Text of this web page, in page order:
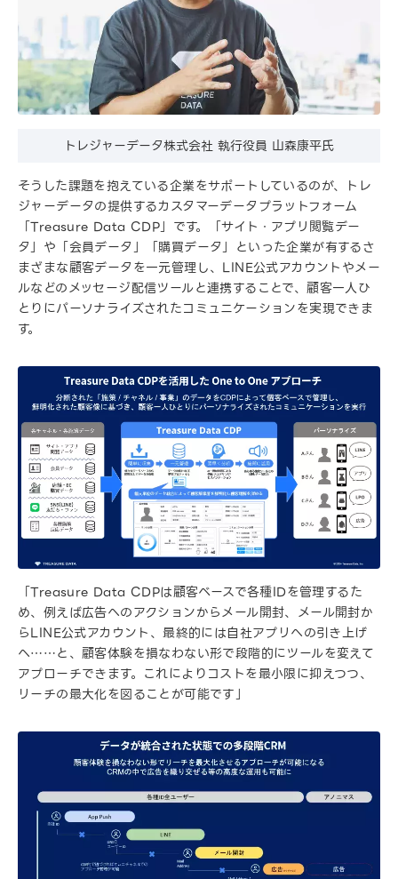
トレジャーデータ株式会社 執行役員 山森康平氏
そうした課題を抱えている企業をサポートしているのが、トレ
ジャーデータの提供するカスタマーデータプラットフォーム
「Treasure Data CDP」です。「サイト・アプリ閲覧デー
タ」や「会員データ」「購買データ」といった企業が有するさ
まざまな顧客データを一元管理し、LINE公式アカウントやメー
ルなどのメッセージ配信ツールと連携することで、顧客一人ひ
とりにパーソナライズされたコミュニケーションを実現できま
す。
「Treasure Data CDPは顧客ベースで各種IDを管理するた
め、例えば広告へのアクションからメール開封、メール開封か
らLINE公式アカウント、最終的には自社アプリへの引き上げ
へ……と、顧客体験を損なわない形で段階的にツールを変えて
アプローチできます。これによりコストを最小限に抑えつつ、
リーチの最大化を図ることが可能です」